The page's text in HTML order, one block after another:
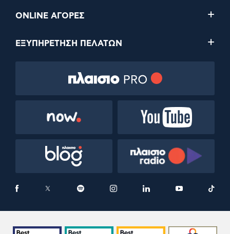
ONLINE ΑΓΟΡΕΣ
ΕΞΥΠΗΡΕΤΗΣΗ ΠΕΛΑΤΩΝ